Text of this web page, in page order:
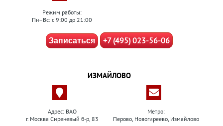
Режим работы:
Пн–Вс: с 9:00 до 21:00
Записаться +7 (495) 023-56-06
ИЗМАЙЛОВО
Адрес: ВАО
г. Москва Сиреневый б-р, 83
Метро:
Перово, Новогиреево, Измайлово